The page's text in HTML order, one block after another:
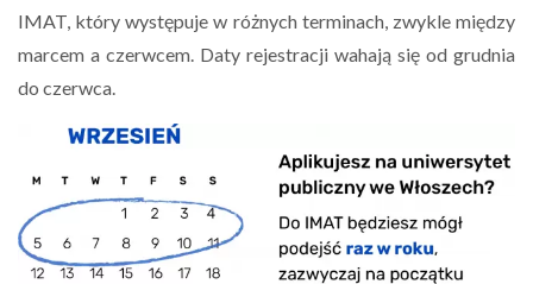
IMAT, który występuje w różnych terminach, zwykle między
marcem a czerwcem. Daty rejestracji wahają się od grudnia
do czerwca.